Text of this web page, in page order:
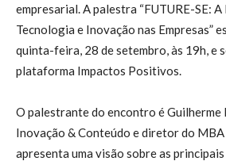
empresarial. A palestra “FUTURE-SE: A
Tecnologia e Inovação nas Empresas”
quinta-feira, 28 de setembro, às 19h, e
plataforma Impactos Positivos.
O palestrante do encontro é
Inovação & Conteúdo e diretor do MBA
apresenta uma visão sobre as